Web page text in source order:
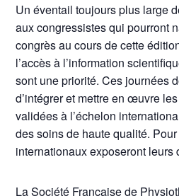
Un éventail toujours plus large
aux congressistes qui pourront
congrès au cours de cette
l’accès à l’information
sont une priorité. Ces journées
d’intégrer et mettre en œuvre
validées à l’échelon
des soins de haute qualité.
internationaux exposeront leurs
La Société Française de